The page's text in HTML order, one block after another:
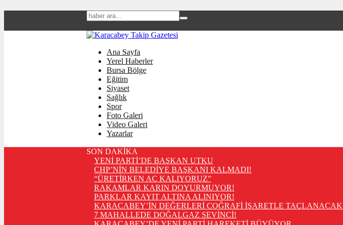
Ana Sayfa
Yerel Haberler
Bursa Bölge
Eğitim
Siyaset
Sağlık
Spor
Foto Galeri
Video Galeri
Yazarlar
SON DAKİKA
YENİ PARTİ’DE BAŞKAN UTKU
CHP’NİN BELEDİYE BAŞKANI KALMADI!
“ÜRETİRKEN AÇ KALIYORUZ”
RAKAMLAR KARIN DOYURMUYOR!
PARKLAR KAYIT ALTINA ALINIYOR!
KARACABEY’İN DEĞERLERİ COĞRAFİ İŞARETLE TAÇLANACAK
7 MAHALLEDE DOĞALGAZ SEVİNCİ!